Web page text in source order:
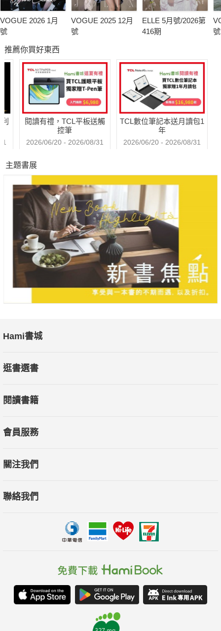
VOGUE 2026 1月
號
VOGUE 2025 12月
號
ELLE 5月號/2026第
416期
號
推薦你買好東西
閱讀有禮，TCL平板送觸
控筆
2026/06/20 - 2026/08/31
TCL數位筆記本送月讀包1
年
2026/06/20 - 2026/08/31
主題書展
Hami書城
逛書選書
閱讀書籍
會員服務
關注我們
聯絡我們